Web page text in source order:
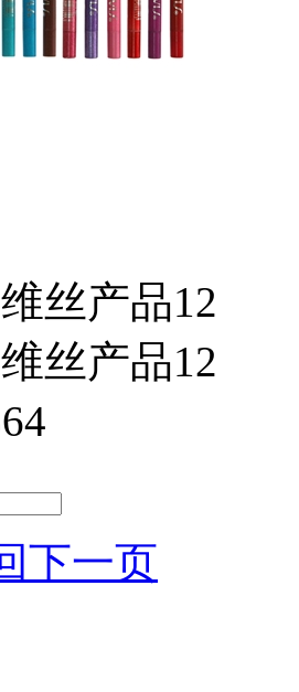
丝产品12
丝产品12
下一页